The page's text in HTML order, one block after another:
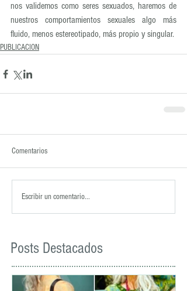
nos validemos como seres sexuados, haremos de
nuestros comportamientos sexuales algo más
fluido, menos estereotipado, más propio y singular.
PUBLICACION
Comentarios
Escribir un comentario...
Posts Destacados